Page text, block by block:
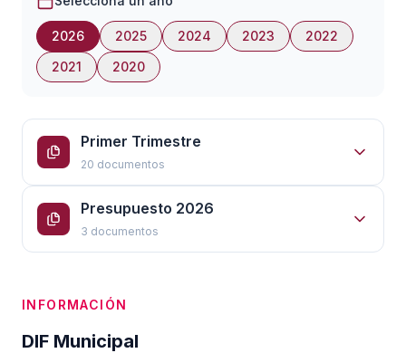
2026 2025 2024 2023
2022
2021
2020
Primer Trimestre
20 documentos
Presupuesto 2026
3 documentos
INFORMACIÓN
DIF Municipal